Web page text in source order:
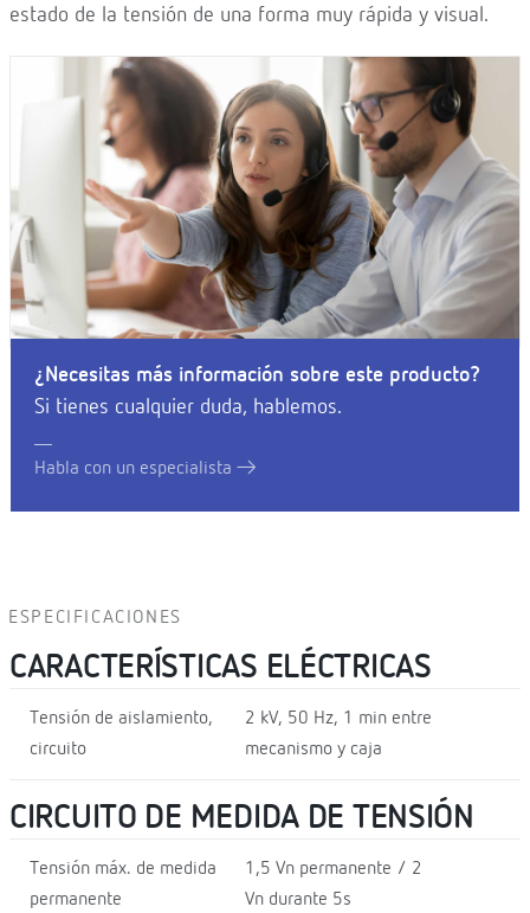
estado de la tensión de una forma muy rápida y visual.
¿Necesitas más información sobre este producto?
Si tienes cualquier duda, hablemos.
Habla con un especialista
ESPECIFICACIONES
CARACTERÍSTICAS ELÉCTRICAS
Tensión de aislamiento,
circuito
2 kV, 50 Hz, 1 min entre
mecanismo y caja
CIRCUITO DE MEDIDA DE TENSIÓN
Tensión máx. de medida
permanente
1,5 Vn permanente / 2
Vn durante 5s